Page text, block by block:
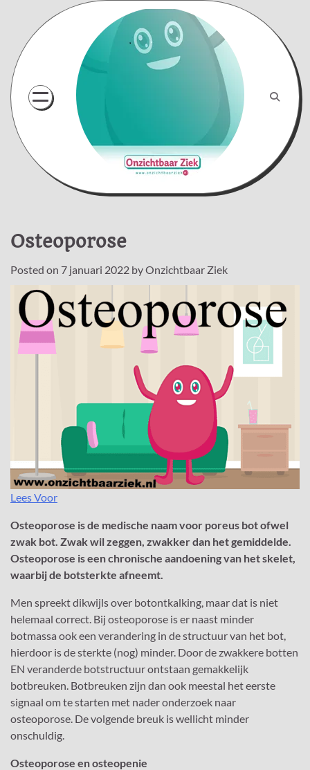
content
Osteoporose
Posted on 7 januari 2022 byOnzichtbaar Ziek
Lees Voor
Osteoporose is de medische naam voor poreus bot ofwel
zwak bot. Zwak wil zeggen, zwakker dan het gemiddelde.
Osteoporose is een chronische aandoening van het skelet,
waarbij de botsterkte afneemt.
Men spreekt dikwijls over botontkalking, maar dat is niet
helemaal correct. Bij osteoporose is er naast minder
botmassa ook een verandering in de structuur van het bot,
hierdoor is de sterkte (nog) minder. Door de zwakkere botten
EN veranderde botstructuur ontstaan gemakkelijk
botbreuken. Botbreuken zijn dan ook meestal het eerste
signaal om te starten met nader onderzoek naar
osteoporose. De volgende breuk is wellicht minder
onschuldig.
Osteoporose en osteopenie